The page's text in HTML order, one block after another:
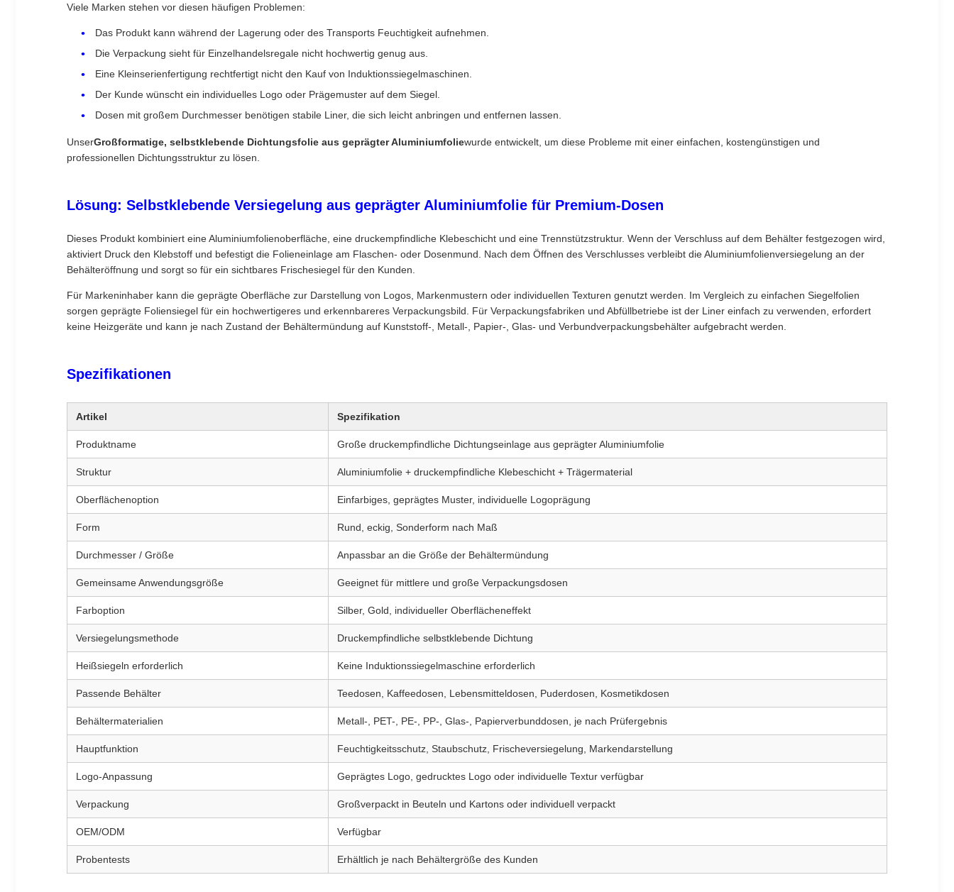
Viele Marken stehen vor diesen häufigen Problemen:
Das Produkt kann während der Lagerung oder des Transports Feuchtigkeit aufnehmen.
Die Verpackung sieht für Einzelhandelsregale nicht hochwertig genug aus.
Eine Kleinserienfertigung rechtfertigt nicht den Kauf von Induktionssiegelmaschinen.
Der Kunde wünscht ein individuelles Logo oder Prägemuster auf dem Siegel.
Dosen mit großem Durchmesser benötigen stabile Liner, die sich leicht anbringen und entfernen lassen.
UnserGroßformatige, selbstklebende Dichtungsfolie aus geprägter Aluminiumfoliewurde entwickelt, um diese Probleme mit einer einfachen, kostengünstigen und
professionellen Dichtungsstruktur zu lösen.
Lösung: Selbstklebende Versiegelung aus geprägter Aluminiumfolie für Premium-Dosen
Dieses Produkt kombiniert eine Aluminiumfolienoberfläche, eine druckempfindliche Klebeschicht und eine Trennstützstruktur. Wenn der Verschluss auf dem Behälter festgezogen wird,
aktiviert Druck den Klebstoff und befestigt die Folieneinlage am Flaschen- oder Dosenmund. Nach dem Öffnen des Verschlusses verbleibt die Aluminiumfolienversiegelung an der
Behälteröffnung und sorgt so für ein sichtbares Frischesiegel für den Kunden.
Für Markeninhaber kann die geprägte Oberfläche zur Darstellung von Logos, Markenmustern oder individuellen Texturen genutzt werden. Im Vergleich zu einfachen Siegelfolien
sorgen geprägte Foliensiegel für ein hochwertigeres und erkennbareres Verpackungsbild. Für Verpackungsfabriken und Abfüllbetriebe ist der Liner einfach zu verwenden, erfordert
keine Heizgeräte und kann je nach Zustand der Behältermündung auf Kunststoff-, Metall-, Papier-, Glas- und Verbundverpackungsbehälter aufgebracht werden.
Spezifikationen
Artikel Spezifikation
Produktname Große druckempfindliche Dichtungseinlage aus geprägter Aluminiumfolie
Struktur Aluminiumfolie + druckempfindliche Klebeschicht + Trägermaterial
Oberflächenoption Einfarbiges, geprägtes Muster, individuelle Logoprägung
Form Rund, eckig, Sonderform nach Maß
Durchmesser / Größe Anpassbar an die Größe der Behältermündung
Gemeinsame Anwendungsgröße Geeignet für mittlere und große Verpackungsdosen
Farboption Silber, Gold, individueller Oberflächeneffekt
Versiegelungsmethode Druckempfindliche selbstklebende Dichtung
Heißsiegeln erforderlich Keine Induktionssiegelmaschine erforderlich
Passende Behälter Teedosen, Kaffeedosen, Lebensmitteldosen, Puderdosen, Kosmetikdosen
Behältermaterialien Metall-, PET-, PE-, PP-, Glas-, Papierverbunddosen, je nach Prüfergebnis
Hauptfunktion Feuchtigkeitsschutz, Staubschutz, Frischeversiegelung, Markendarstellung
Logo-Anpassung Geprägtes Logo, gedrucktes Logo oder individuelle Textur verfügbar
Verpackung Großverpackt in Beuteln und Kartons oder individuell verpackt
OEM/ODM Verfügbar
Probentests Erhältlich je nach Behältergröße des Kunden